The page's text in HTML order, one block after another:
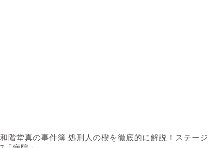
和階堂真の事件簿 処刑人の楔を徹底的に解説！ステージ